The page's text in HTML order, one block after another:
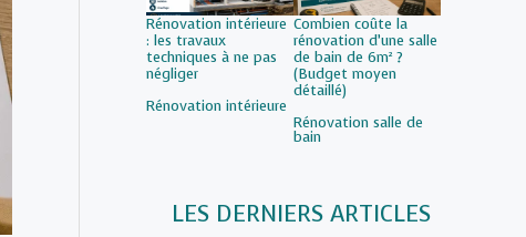
Rénovation intérieure
: les travaux
techniques à ne pas
négliger
Par rapport à
Rénovation intérieure
Combien coûte la
rénovation d’une salle
de bain de 6m² ?
(Budget moyen
détaillé)
Par rapport à
Rénovation salle de
bain
LES DERNIERS ARTICLES